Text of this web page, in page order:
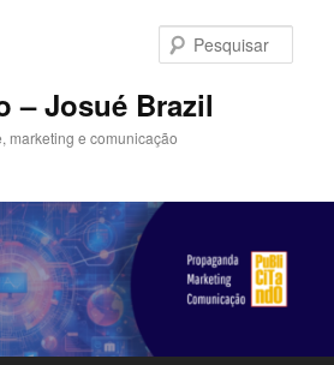
– Josué Brazil
marketing e comunicação